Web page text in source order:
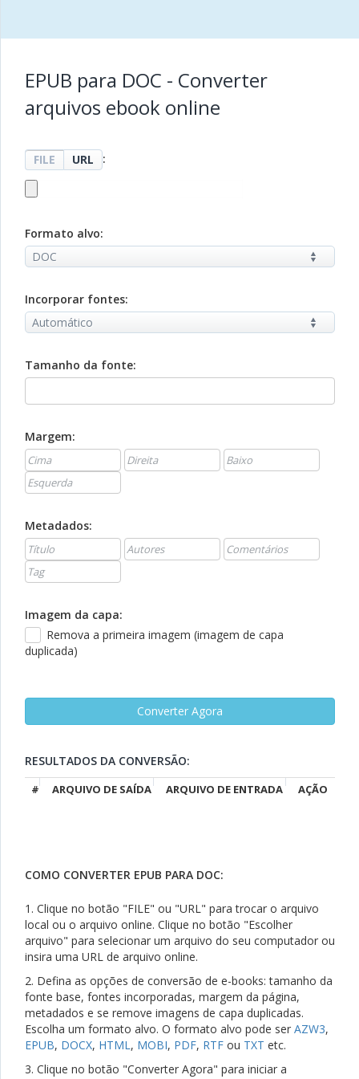
EPUB para DOC - Converter
arquivos ebook online
FILE URL :
Formato alvo:
Incorporar fontes:
Tamanho da fonte:
Margem:
Metadados:
Imagem da capa:
Remova a primeira imagem (imagem de capa
duplicada)
RESULTADOS DA CONVERSÃO:
# ARQUIVO DE SAÍDA ARQUIVO DE ENTRADA AÇÃO
COMO CONVERTER EPUB PARA DOC:
1. Clique no botão "FILE" ou "URL" para trocar o arquivo
local ou o arquivo online. Clique no botão "Escolher
arquivo" para selecionar um arquivo do seu computador ou
insira uma URL de arquivo online.
2. Defina as opções de conversão de e-books: tamanho da
fonte base, fontes incorporadas, margem da página,
metadados e se remove imagens de capa duplicadas.
Escolha um formato alvo. O formato alvo pode ser AZW3,
EPUB, DOCX, HTML, MOBI, PDF, RTF ou TXT etc.
3. Clique no botão "Converter Agora" para iniciar a